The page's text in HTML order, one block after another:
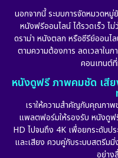
นอกจากนี้ ระบบการจัดหมวดหมู่
หนังฟรีออนไลน์ ได้รวดเร็ว ไ
ดราม่า หนังตลก หรือซีรีย์ออนไ
ตามความต้องการ ลดเวลาในก
คอนเทนต์
หนังดูฟรี ภาพคมชัด เสี
เราให้ความสำคัญกับคุณภา
แพลตฟอร์มให้รองรับ หนังดูฟ
HD ไปจนถึง 4K เพื่อยกระดับป
และเสียง ควบคู่กับระบบสตรีมมิ่
อย่าง